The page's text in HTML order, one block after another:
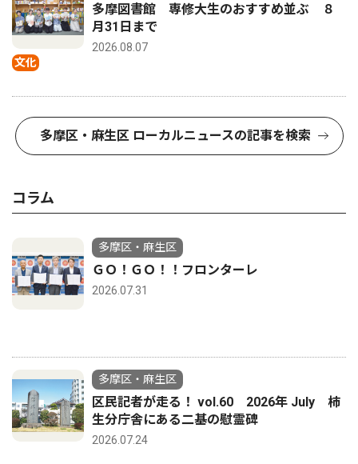
文化
多摩図書館 専修大生のおすすめ並ぶ ８
月31日まで
2026.08.07
多摩区・麻生区 ローカルニュースの記事を検索
コラム
多摩区・麻生区
ＧＯ！ＧＯ！！フロンターレ
2026.07.31
多摩区・麻生区
区民記者が走る！ vol.60 2026年 July 柿
生分庁舎にある二基の慰霊碑
2026.07.24